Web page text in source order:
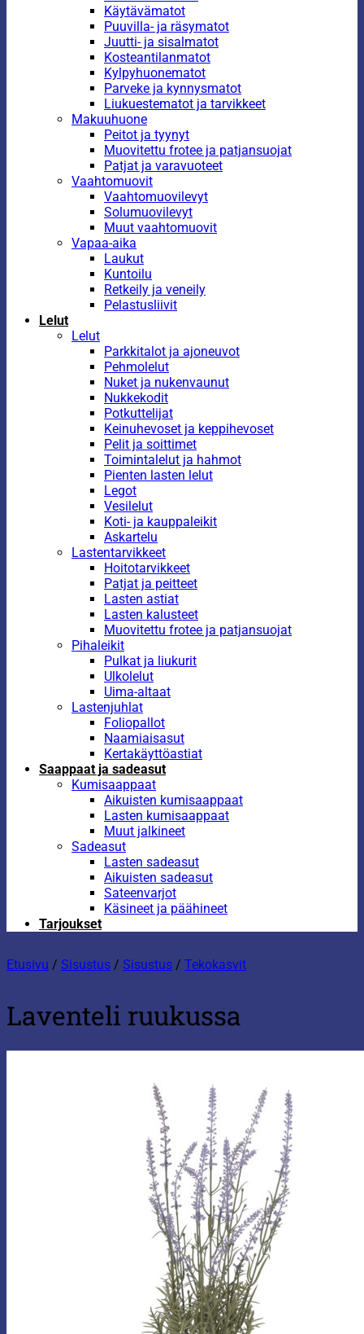
Käytävämatot
Puuvilla- ja räsymatot
Juutti- ja sisalmatot
Kosteantilanmatot
Kylpyhuonematot
Parveke ja kynnysmatot
Liukuestematot ja tarvikkeet
Makuuhuone
Peitot ja tyynyt
Muovitettu frotee ja patjansuojat
Patjat ja varavuoteet
Vaahtomuovit
Vaahtomuovilevyt
Solumuovilevyt
Muut vaahtomuovit
Vapaa-aika
Laukut
Kuntoilu
Retkeily ja veneily
Pelastusliivit
Lelut
Lelut
Parkkitalot ja ajoneuvot
Pehmolelut
Nuket ja nukenvaunut
Nukkekodit
Potkuttelijat
Keinuhevoset ja keppihevoset
Pelit ja soittimet
Toimintalelut ja hahmot
Pienten lasten lelut
Legot
Vesilelut
Koti- ja kauppaleikit
Askartelu
Lastentarvikkeet
Hoitotarvikkeet
Patjat ja peitteet
Lasten astiat
Lasten kalusteet
Muovitettu frotee ja patjansuojat
Pihaleikit
Pulkat ja liukurit
Ulkolelut
Uima-altaat
Lastenjuhlat
Foliopallot
Naamiaisasut
Kertakäyttöastiat
Saappaat ja sadeasut
Kumisaappaat
Aikuisten kumisaappaat
Lasten kumisaappaat
Muut jalkineet
Sadeasut
Lasten sadeasut
Aikuisten sadeasut
Sateenvarjot
Käsineet ja päähineet
Tarjoukset
Etusivu / Sisustus / Sisustus / Tekokasvit
Laventeli ruukussa